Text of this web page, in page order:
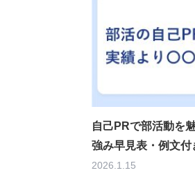
自己PRで部活動を
強み早見表・例文付
2026.1.15